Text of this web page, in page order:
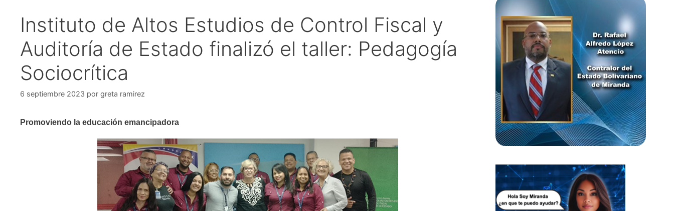
Instituto de Altos Estudios de Control Fiscal y
Auditoría de Estado finalizó el taller: Pedagogía
Sociocrítica
6 septiembre 2023 por greta ramirez
Promoviendo la educación emancipadora